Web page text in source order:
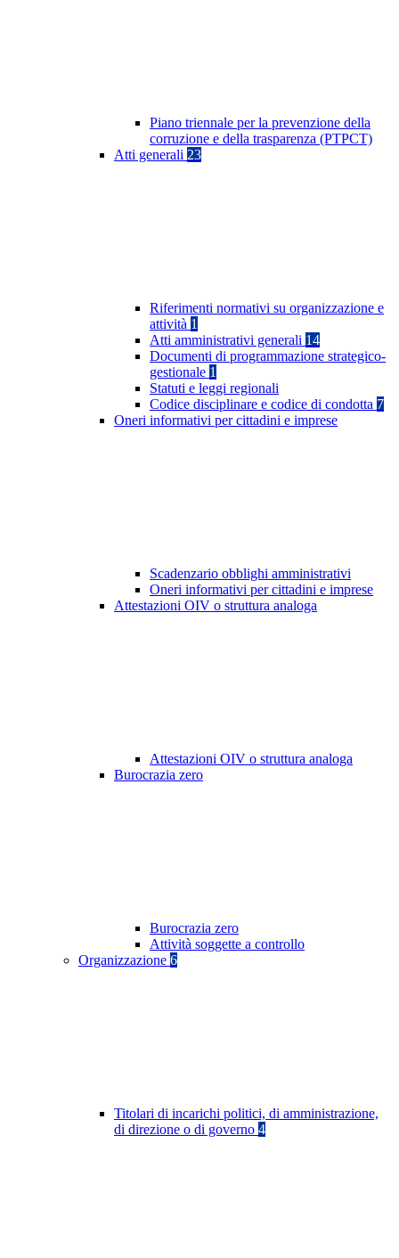
Piano triennale per la prevenzione della
corruzione e della trasparenza (PTPCT)
Atti generali 23
Riferimenti normativi su organizzazione e
attività 1
Atti amministrativi generali 14
Documenti di programmazione strategico-
gestionale 1
Statuti e leggi regionali
Codice disciplinare e codice di condotta 7
Oneri informativi per cittadini e imprese
Scadenzario obblighi amministrativi
Oneri informativi per cittadini e imprese
Attestazioni OIV o struttura analoga
Attestazioni OIV o struttura analoga
Burocrazia zero
Burocrazia zero
Attività soggette a controllo
Organizzazione 6
Titolari di incarichi politici, di amministrazione,
di direzione o di governo 4